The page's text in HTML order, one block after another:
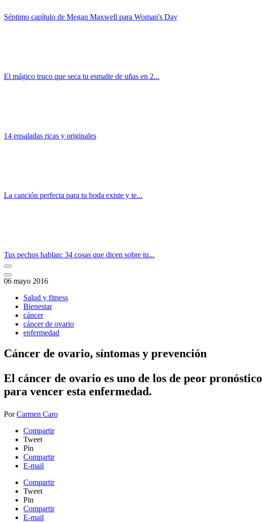
Séptimo capítulo de Megan Maxwell para Woman's Day
El mágico truco que seca tu esmalte de uñas en 2...
14 ensaladas ricas y originales
La canción perfecta para tu boda existe y te...
Tus pechos hablan: 34 cosas que dicen sobre tu...
06 mayo 2016
Salud y fitness
Bienestar
cáncer
cáncer de ovario
enfermedad
Cáncer de ovario, síntomas y prevención
El cáncer de ovario es uno de los de peor pronóstico
para vencer esta enfermedad.
PorCarmen Caro
Compartir
Tweet
Pin
Compartir
E-mail
Compartir
Tweet
Pin
Compartir
E-mail